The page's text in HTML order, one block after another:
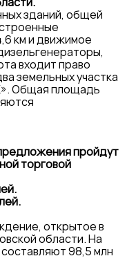
зданий, общей
км и движимое
входит право
земельных участка
Общая площадь
пройдут
торговой
открытое в
области. На
98,5 млн